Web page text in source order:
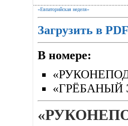
«Евпаторийская неделя»
Загрузить в
В номере:
«ГРЁБАНЫЙ